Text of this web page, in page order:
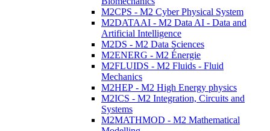
M2CPS - M2 Cyber Physical System
M2DATAAI - M2 Data AI - Data and
Artificial Intelligence
M2DS - M2 Data Sciences
M2ENERG - M2 Énergie
M2FLUIDS - M2 Fluids - Fluid
Mechanics
M2HEP - M2 High Energy physics
M2ICS - M2 Integration, Circuits and
Systems
M2MATHMOD - M2 Mathematical